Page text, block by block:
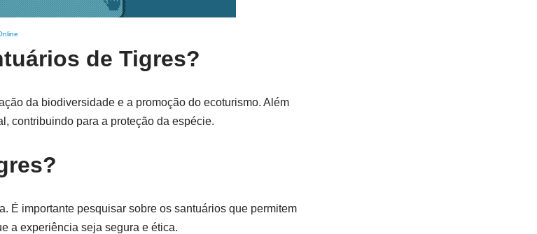
de Tigres?
da biodiversidade e a promoção do ecoturismo. Além
contribuindo para a proteção da espécie.
É importante pesquisar sobre os santuários que permitem
a experiência seja segura e ética.